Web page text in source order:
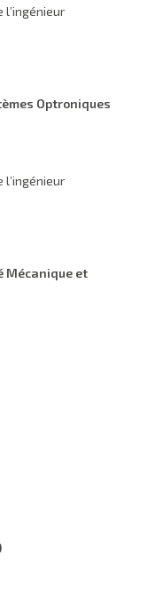
l’ingénieur
Optroniques
l’ingénieur
Mécanique et